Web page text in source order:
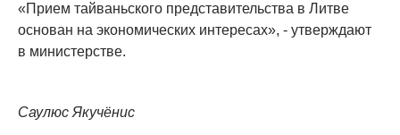
«Прием тайваньского представительства в Литве
основан на экономических интересах», - утверждают
в министерстве.
Саулюс Якучёнис